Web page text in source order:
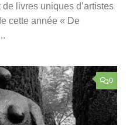
livres uniques d’artistes
cette année « De
0